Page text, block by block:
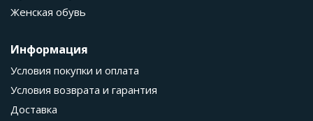
Женская обувь
Информация
Условия покупки и оплата
Условия возврата и гарантия
Доставка